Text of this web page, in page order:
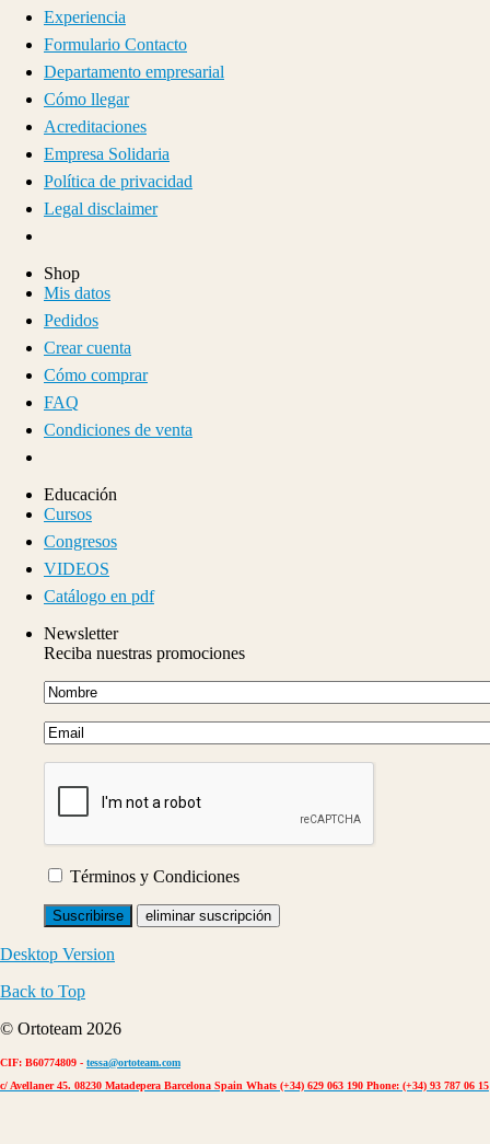
Experiencia
Formulario Contacto
Departamento empresarial
Cómo llegar
Acreditaciones
Empresa Solidaria
Política de privacidad
Legal disclaimer
Shop
Mis datos
Pedidos
Crear cuenta
Cómo comprar
FAQ
Condiciones de venta
Educación
Cursos
Congresos
VIDEOS
Catálogo en pdf
Newsletter
Reciba nuestras promociones
Términos y Condiciones
Desktop Version
Back to Top
© Ortoteam 2026
CIF: B60774809 - tessa@ortoteam.com
c/ Avellaner 45. 08230 Matadepera Barcelona Spain Whats (+34) 629 063 190 Phone: (+34) 93 787 06 15